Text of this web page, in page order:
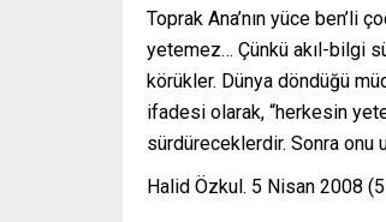
Toprak Ana’nın yüce ben’li
yetemez… Çünkü akıl-bilgi
körükler. Dünya döndüğü
ifadesi olarak, “herkesin
sürdüreceklerdir. Sonra onu
Halid Özkul. 5 Nisan 2008